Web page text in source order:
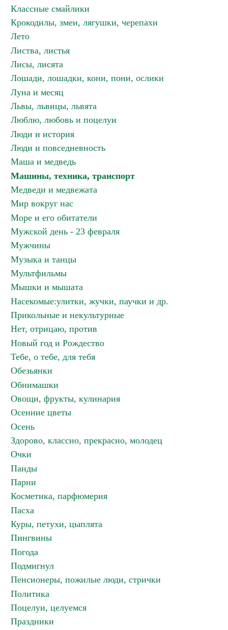
Классные смайлики
Крокодилы, змеи, лягушки, черепахи
Лето
Листва, листья
Лисы, лисята
Лошади, лошадки, кони, пони, ослики
Луна и месяц
Львы, львицы, львята
Люблю, любовь и поцелуи
Люди и история
Люди и повседневность
Маша и медведь
Машины, техника, транспорт
Медведи и медвежата
Мир вокруг нас
Море и его обитатели
Мужской день - 23 февраля
Мужчины
Музыка и танцы
Мультфильмы
Мышки и мышата
Насекомые:улитки, жучки, паучки и др.
Прикольные и некультурные
Нет, отрицаю, против
Новый год и Рождество
Тебе, о тебе, для тебя
Обезьянки
Обнимашки
Овощи, фрукты, кулинария
Осенние цветы
Осень
Здорово, классно, прекрасно, молодец
Очки
Панды
Парни
Косметика, парфюмерия
Пасха
Куры, петухи, цыплята
Пингвины
Погода
Подмигнул
Пенсионеры, пожилые люди, стрички
Политика
Поцелуи, целуемся
Праздники